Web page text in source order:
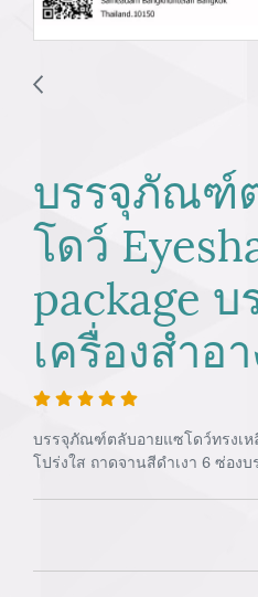
บรรจุภัณฑ์
โดว์
package
เครื่องสำอ
บรรจุภัณฑ์ตลับอายแซโดว์ทรงเห
โปร่งใส ถาดจานสีดำเงา 6 ซ่องบ